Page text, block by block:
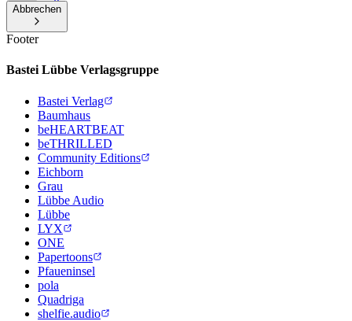
Abbrechen
Footer
Bastei Lübbe Verlagsgruppe
Bastei Verlag
Baumhaus
beHEARTBEAT
beTHRILLED
Community Editions
Eichborn
Grau
Lübbe Audio
Lübbe
LYX
ONE
Papertoons
Pfaueninsel
pola
Quadriga
shelfie.audio